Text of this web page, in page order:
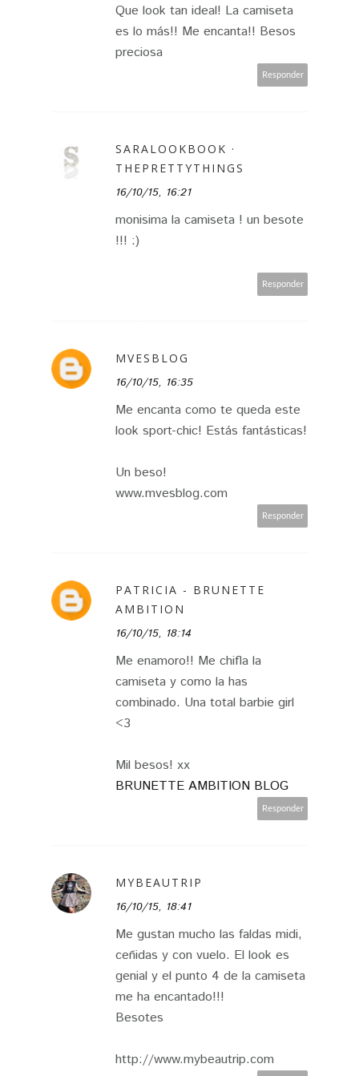
Que look tan ideal! La camiseta
es lo más!! Me encanta!! Besos
preciosa
Responder
SARALOOKBOOK ·
THEPRETTYTHINGS
16/10/15, 16:21
monisima la camiseta ! un besote
!!! :)
Responder
MVESBLOG
16/10/15, 16:35
Me encanta como te queda este
look sport-chic! Estás fantásticas!
Un beso!
www.mvesblog.com
Responder
PATRICIA - BRUNETTE
AMBITION
16/10/15, 18:14
Me enamoro!! Me chifla la
camiseta y como la has
combinado. Una total barbie girl
<3
Mil besos! xx
BRUNETTE AMBITION BLOG
Responder
MYBEAUTRIP
16/10/15, 18:41
Me gustan mucho las faldas midi,
ceñidas y con vuelo. El look es
genial y el punto 4 de la camiseta
me ha encantado!!!
Besotes
http://www.mybeautrip.com